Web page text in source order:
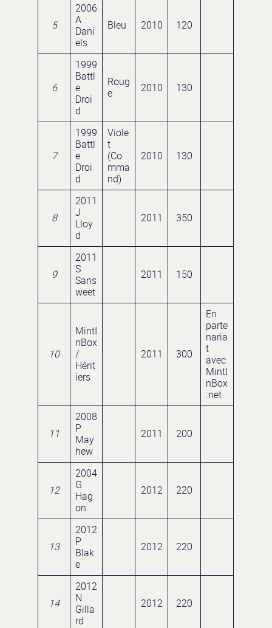
5
2006
A
Dani
els
Bleu 2010 120
6
1999
Battl
e
Droi
d
Roug
e
2010 130
7
1999
Battl
e
Droi
d
Viole
t
(Co
mma
nd)
2010 130
8
2011
J
Lloy
d
2011 350
9
2011
S
Sans
weet
2011 150
10
MintI
nBox
/
Hérit
iers
2011 300
En
parte
naria
t
avec
MintI
nBox
.net
11
2008
P
May
hew
2011 200
12
2004
G
Hag
on
2012 220
13
2012
P
Blak
e
2012 220
14
2012
N
Gilla
rd
2012 220